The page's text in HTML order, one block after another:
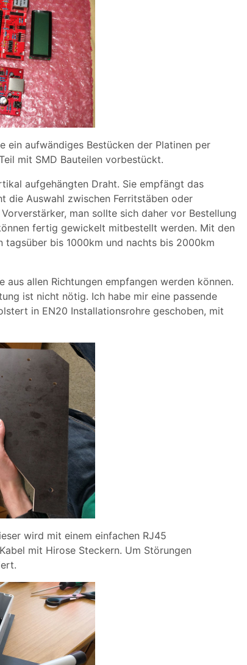
ein aufwändiges Bestücken der Platinen per
mit SMD Bauteilen vorbestückt.
aufgehängten Draht. Sie empfängt das
die Auswahl zwischen Ferritstäben oder
man sollte sich daher vor Bestellung
fertig gewickelt mitbestellt werden. Mit den
tagsüber bis 1000km und nachts bis 2000km
allen Richtungen empfangen werden können.
ist nicht nötig. Ich habe mir eine passende
in EN20 Installationsrohre geschoben, mit
wird mit einem einfachen RJ45
mit Hirose Steckern. Um Störungen